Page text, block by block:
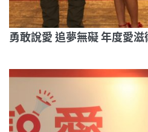
勇敢說愛 追夢無礙 年度愛